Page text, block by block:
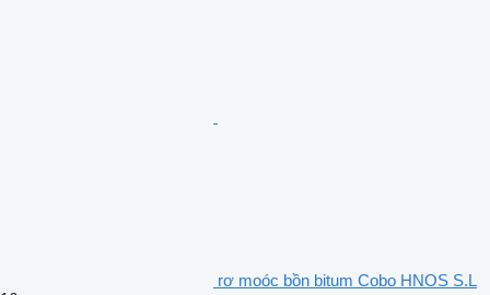
rơ moóc bồn bitum Cobo HNOS S.L